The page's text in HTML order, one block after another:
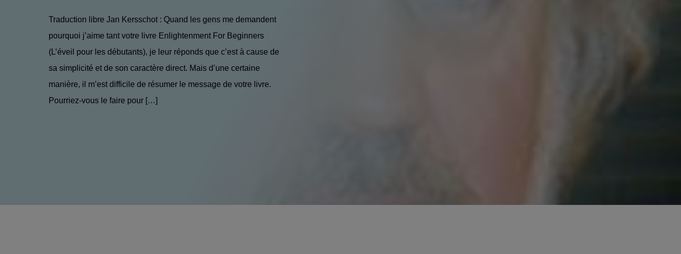
Traduction libre Jan Kersschot : Quand les gens me demandent
pourquoi j’aime tant votre livre Enlightenment For Beginners
(L’éveil pour les débutants), je leur réponds que c’est à cause de
sa simplicité et de son caractère direct. Mais d’une certaine
manière, il m’est difficile de résumer le message de votre livre.
Pourriez-vous le faire pour […]